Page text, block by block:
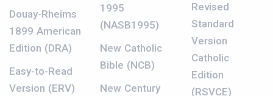
Douay-Rheims
1899 American
Edition (DRA)
Easy-to-Read
Version (ERV)
1995
(NASB1995)
New Catholic
Bible (NCB)
New Century
Revised
Standard
Version
Catholic
Edition
(RSVCE)